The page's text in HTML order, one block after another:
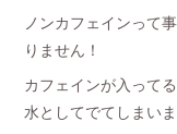
ノンカフェインって
りません！
カフェインが入って
水としてでてしまいま